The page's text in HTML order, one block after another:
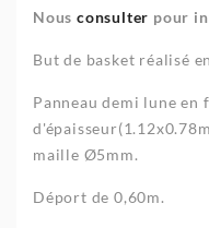
Nous consulter pour
But de basket réalisé
Panneau demi lune en
maille Ø5mm.
Déport de 0,60m.